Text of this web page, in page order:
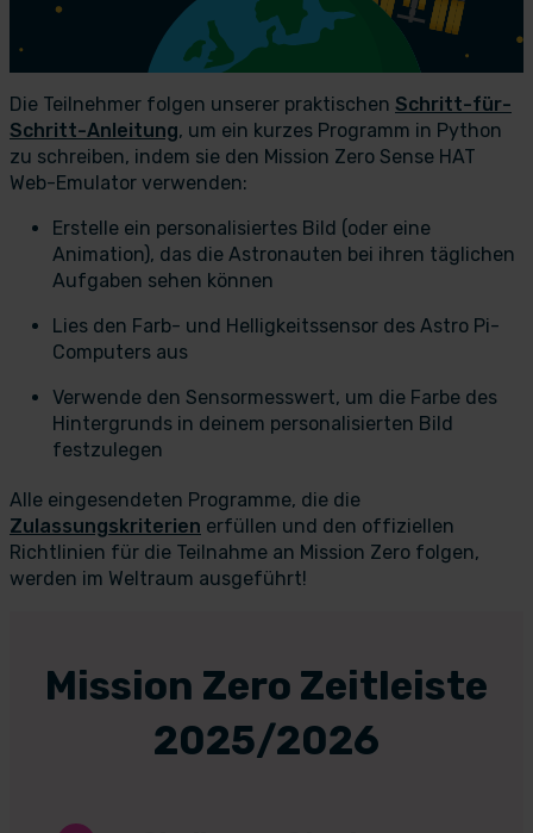
Die Teilnehmer folgen unserer praktischen Schritt-für-
Schritt-Anleitung, um ein kurzes Programm in Python
zu schreiben, indem sie den Mission Zero Sense HAT
Web-Emulator verwenden:
Erstelle ein personalisiertes Bild (oder eine
Animation), das die Astronauten bei ihren täglichen
Aufgaben sehen können
Lies den Farb- und Helligkeitssensor des Astro Pi-
Computers aus
Verwende den Sensormesswert, um die Farbe des
Hintergrunds in deinem personalisierten Bild
festzulegen
Alle eingesendeten Programme, die die
Zulassungskriterien erfüllen und den offiziellen
Richtlinien für die Teilnahme an Mission Zero folgen,
werden im Weltraum ausgeführt!
Mission Zero Zeitleiste
2025/2026